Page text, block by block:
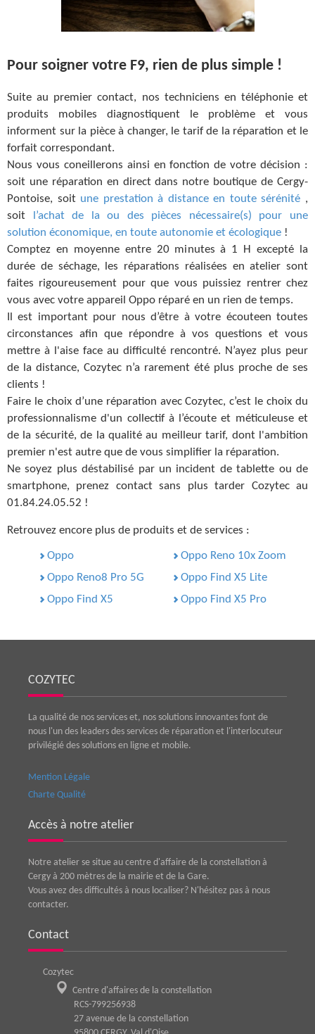
Pour soigner votre F9, rien de plus simple !
Suite au premier contact, nos techniciens en téléphonie et
produits mobiles diagnostiquent le problème et vous
informent sur la pièce à changer, le tarif de la réparation et le
forfait correspondant.
Nous vous coneillerons ainsi en fonction de votre décision :
soit une réparation en direct dans notre boutique de Cergy-
Pontoise, soit une prestation à distance en toute sérénité ,
soit
l’achat de la ou des pièces nécessaire(s) pour une
solution économique, en toute autonomie et écologique !
Comptez en moyenne entre 20 minutes à 1 H excepté la
durée de séchage, les réparations réalisées en atelier sont
faites rigoureusement pour que vous puissiez rentrer chez
vous avec votre appareil Oppo réparé en un rien de temps.
Il est important pour nous d’être à votre écouteen toutes
circonstances afin que répondre à vos questions et vous
mettre à l'aise face au difficulté rencontré. N’ayez plus peur
de la distance, Cozytec n’a rarement été plus proche de ses
clients !
Faire le choix d’une réparation avec Cozytec, c’est le choix du
professionnalisme d'un collectif à l’écoute et méticuleuse et
de la sécurité, de la qualité au meilleur tarif, dont l'ambition
premier n'est autre que de vous simplifier la réparation.
Ne soyez plus déstabilisé par un incident de tablette ou de
smartphone, prenez contact sans plus tarder Cozytec au
01.84.24.05.52 !
Retrouvez encore plus de produits et de services :
Oppo
Oppo Reno 10x Zoom
Oppo Reno8 Pro 5G
Oppo Find X5 Lite
Oppo Find X5
Oppo Find X5 Pro
COZYTEC
La qualité de nos services et, nos solutions innovantes font de
nous l'un des leaders des services de réparation et l'interlocuteur
privilégié des solutions en ligne et mobile.
Mention Légale
Charte Qualité
Accès à notre atelier
Notre atelier se situe au centre d'affaire de la constellation à
Cergy à 200 mètres de la mairie et de la Gare.
Vous avez des difficultés à nous localiser? N'hésitez pas à nous
contacter.
Contact
Cozytec
Centre d'affaires de la constellation
RCS-799256938
27 avenue de la constellation